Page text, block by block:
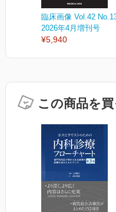
臨床画像 Vol.42
2026年4月増刊号
¥5,940
この商品を